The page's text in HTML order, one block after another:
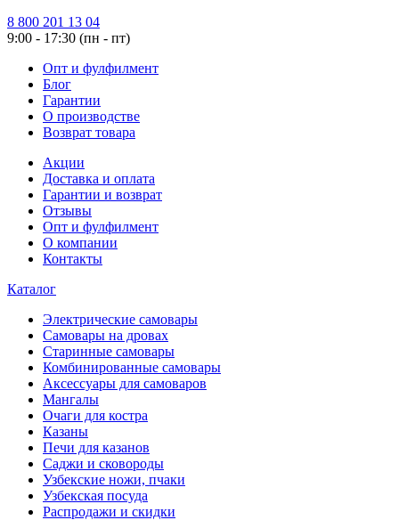
8 800 201 13 04
9:00 - 17:30 (пн - пт)
Опт и фулфилмент
Блог
Гарантии
О производстве
Возврат товара
Акции
Доставка и оплата
Гарантии и возврат
Отзывы
Опт и фулфилмент
О компании
Контакты
Каталог
Электрические самовары
Cамовары на дровах
Старинные самовары
Комбинированные самовары
Аксессуары для самоваров
Мангалы
Очаги для костра
Казаны
Печи для казанов
Саджи и сковороды
Узбекские ножи, пчаки
Узбекская посуда
Распродажи и скидки